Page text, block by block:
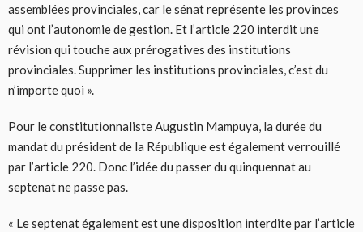
assemblées provinciales, car le sénat représente les provinces
qui ont l’autonomie de gestion. Et l’article 220 interdit une
révision qui touche aux prérogatives des institutions
provinciales. Supprimer les institutions provinciales, c’est du
n’importe quoi ».
Pour le constitutionnaliste Augustin Mampuya, la durée du
mandat du président de la République est également verrouillé
par l’article 220. Donc l’idée du passer du quinquennat au
septenat ne passe pas.
« Le septenat également est une disposition interdite par l’article